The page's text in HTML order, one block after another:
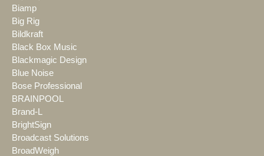
Biamp
Big Rig
Bildkraft
Black Box Music
Blackmagic Design
Blue Noise
Bose Professional
BRAINPOOL
Brand-L
BrightSign
Broadcast Solutions
BroadWeigh